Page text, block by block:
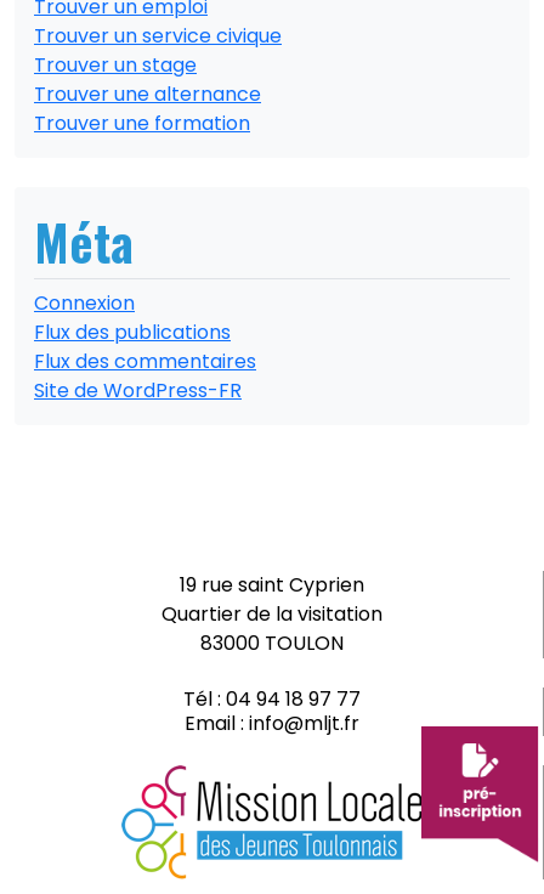
Trouver un emploi
Trouver un service civique
Trouver un stage
Trouver une alternance
Trouver une formation
Méta
Connexion
Flux des publications
Flux des commentaires
Site de WordPress-FR
19 rue saint Cyprien
Quartier de la visitation
83000 TOULON
Tél : 04 94 18 97 77
Email : info@mljt.fr